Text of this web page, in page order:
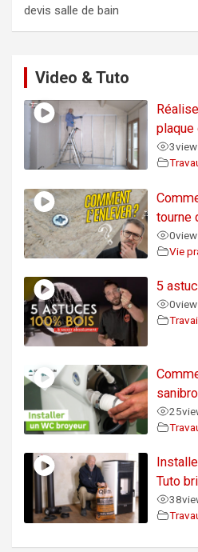
devis salle de bain
Video & Tuto
plaque
3
tourne
0
Vie
5
0
25
Tuto
38